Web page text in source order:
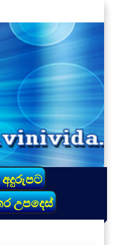
අදුරුපට
උපදෙස්